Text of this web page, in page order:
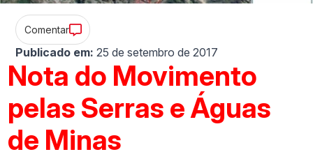
Comentar
Publicado em: 25 de setembro de 2017
Nota do Movimento
pelas Serras e Águas
de Minas